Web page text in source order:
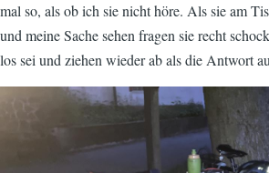
mal so, als ob ich sie nicht höre. Als sie am
und meine Sache sehen fragen sie recht
los sei und ziehen wieder ab als die Antwort